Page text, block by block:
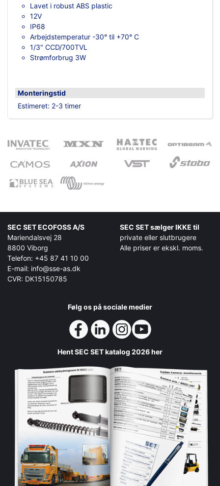
Lavet i robust ABS plastic
12V
IP68
Arbejdstemperatur -30° til +70° C
1/3" CCD/700TVL
Strømforbrug 3W
Monteringstid
Estimeret: 2-3 timer
SEC SET ECOFOSS A/S
Mariendalsvej 28
8800 Viborg
Telefon: +45 87 41 10 00
E-mail: info@sse-as.dk
CVR: DK15150785
SEC SET sælger IKKE til
private eller slutbrugere
Alle priser er ekskl. moms.
Følg os på sociale medier
Hent SEC SET katalog 2026 her